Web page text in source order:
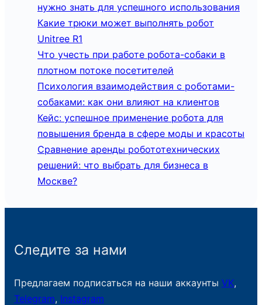
нужно знать для успешного использования
Какие трюки может выполнять робот
Unitree R1
Что учесть при работе робота-собаки в
плотном потоке посетителей
Психология взаимодействия с роботами-
собаками: как они влияют на клиентов
Кейс: успешное применение робота для
повышения бренда в сфере моды и красоты
Сравнение аренды робототехнических
решений: что выбрать для бизнеса в
Москве?
Следите за нами
Предлагаем подписаться на наши аккаунты VK,
Telegram, Instagram